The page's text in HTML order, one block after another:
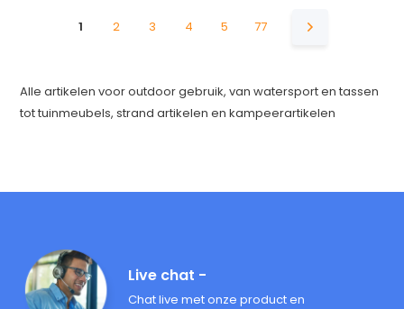
1 2 3 4 5 77
Alle artikelen voor outdoor gebruik, van watersport en tassen
tot tuinmeubels, strand artikelen en kampeerartikelen
Live chat -
Chat live met onze product en